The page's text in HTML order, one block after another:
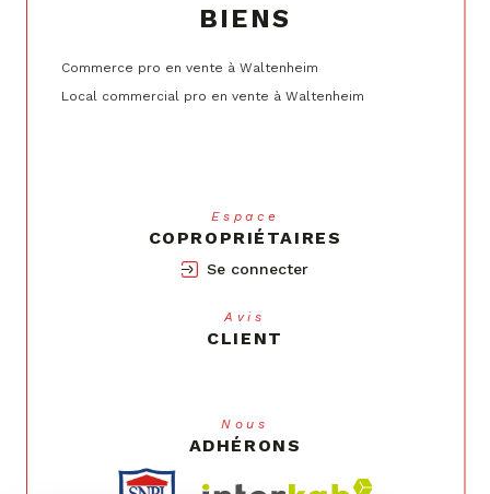
BIENS
Commerce pro en vente à Waltenheim
Local commercial pro en vente à Waltenheim
Espace
COPROPRIÉTAIRES
Se connecter
Avis
CLIENT
Nous
ADHÉRONS